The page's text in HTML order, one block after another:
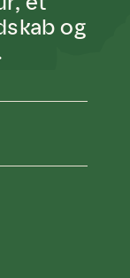
og